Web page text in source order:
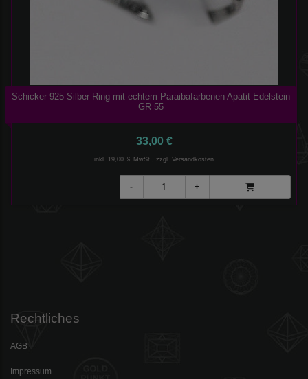
Schicker 925 Silber Ring mit echtem Paraibafarbenen Apatit Edelstein
GR 55
33,00 €
inkl. 19,00 % MwSt., zzgl. Versandkosten
Rechtliches
AGB
Impressum